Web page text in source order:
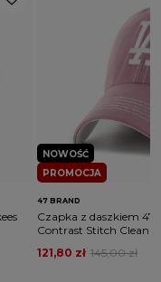
PROMOCJA
NOWOŚĆ
47 BRAND
Czapka z daszkiem 47
Contrast Stitch Clean
145,00 zł
121,80 zł